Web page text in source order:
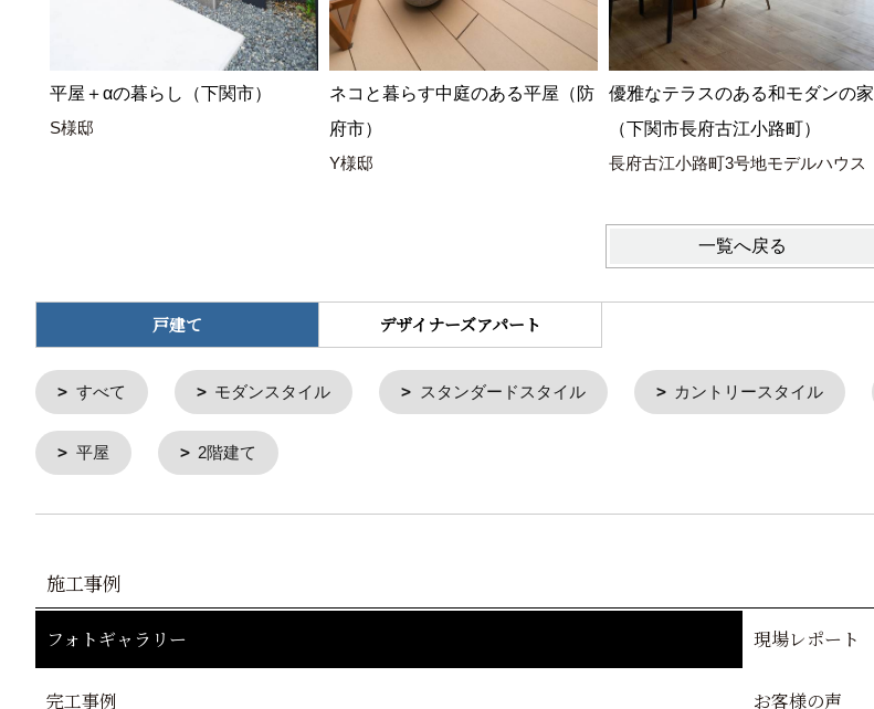
平屋＋αの暮らし（下関市）
S様邸
ネコと暮らす中庭のある平屋（防
府市）
Y様邸
優雅なテラスのある和モダンの家
（下関市長府古江小路町）
長府古江小路町3号地モデルハウス
一覧へ戻る
戸建て デザイナーズアパート
すべて モダンスタイル スタンダードスタイル カントリースタイル
平屋 2階建て
施工事例
フォトギャラリー 現場レポート
完工事例 お客様の声